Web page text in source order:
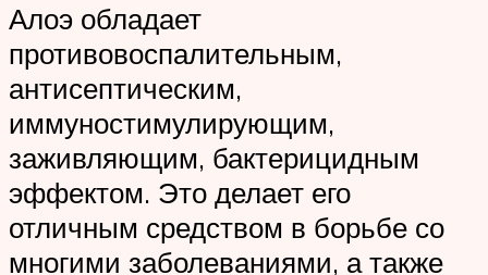
Алоэ обладает
противовоспалительным,
антисептическим,
иммуностимулирующим,
заживляющим, бактерицидным
эффектом. Это делает его
отличным средством в борьбе со
многими заболеваниями, а также